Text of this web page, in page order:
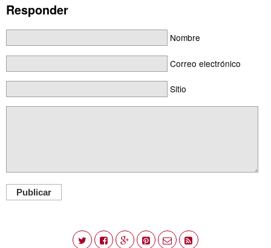
Responder
Nombre
Correo electrónico
Sitio
Publicar